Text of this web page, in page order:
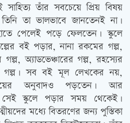
তাঁর সবচেয়ে প্রিয় বিষয়
তা ভালভাবে জানতেনই না।
পেলেই পড়ে ফেলতেন। স্কুলে
বই পড়ার, নানা রকমের গল্প,
অ্যাডভেঞ্চারের গল্প, রহস্যের
গল্প। সব বই মূল লেখকের নয়,
অনুবাদও পড়তেন। আর
স্কুলে পড়ার সময় থেকেই।
মধ্যে বিতরণের জন্য পুস্তিকা